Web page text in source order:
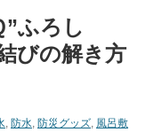
”ふろし
びの解き方
, 防水, 防災グッズ, 風呂敷